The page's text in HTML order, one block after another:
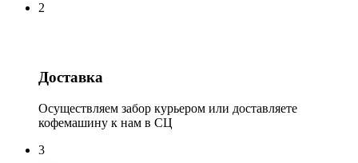
2
Доставка
Осуществляем забор курьером или доставляете
кофемашину к нам в СЦ
3